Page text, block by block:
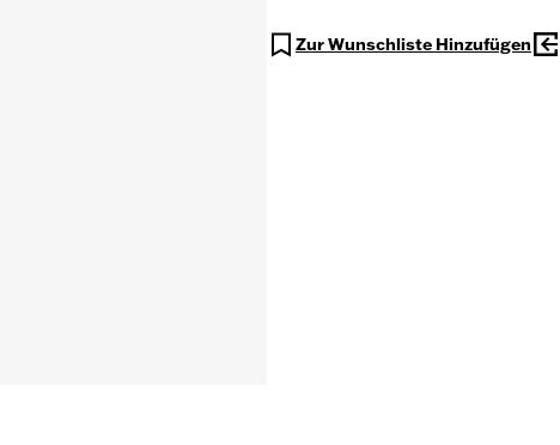
Zur Wunschliste Hinzufügen